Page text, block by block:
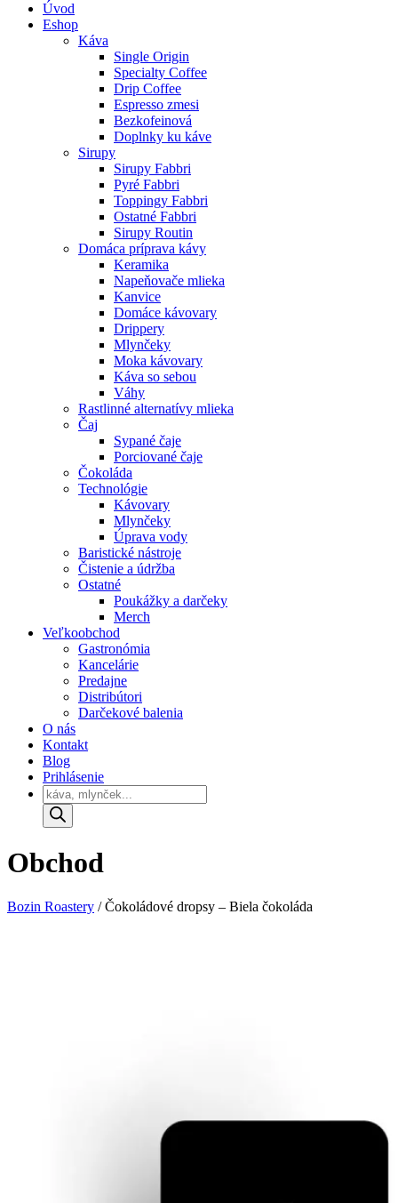
Úvod
Eshop
Káva
Single Origin
Specialty Coffee
Drip Coffee
Espresso zmesi
Bezkofeinová
Doplnky ku káve
Sirupy
Sirupy Fabbri
Pyré Fabbri
Toppingy Fabbri
Ostatné Fabbri
Sirupy Routin
Domáca príprava kávy
Keramika
Napeňovače mlieka
Kanvice
Domáce kávovary
Drippery
Mlynčeky
Moka kávovary
Káva so sebou
Váhy
Rastlinné alternatívy mlieka
Čaj
Sypané čaje
Porciované čaje
Čokoláda
Technológie
Kávovary
Mlynčeky
Úprava vody
Baristické nástroje
Čistenie a údržba
Ostatné
Poukážky a darčeky
Merch
Veľkoobchod
Gastronómia
Kancelárie
Predajne
Distribútori
Darčekové balenia
O nás
Kontakt
Blog
Prihlásenie
Products
search
Obchod
Bozin Roastery /Čokoládové dropsy – Biela čokoláda